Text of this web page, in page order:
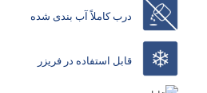
درب کاملاً آب بندی شده
قابل استفاده در فریزر